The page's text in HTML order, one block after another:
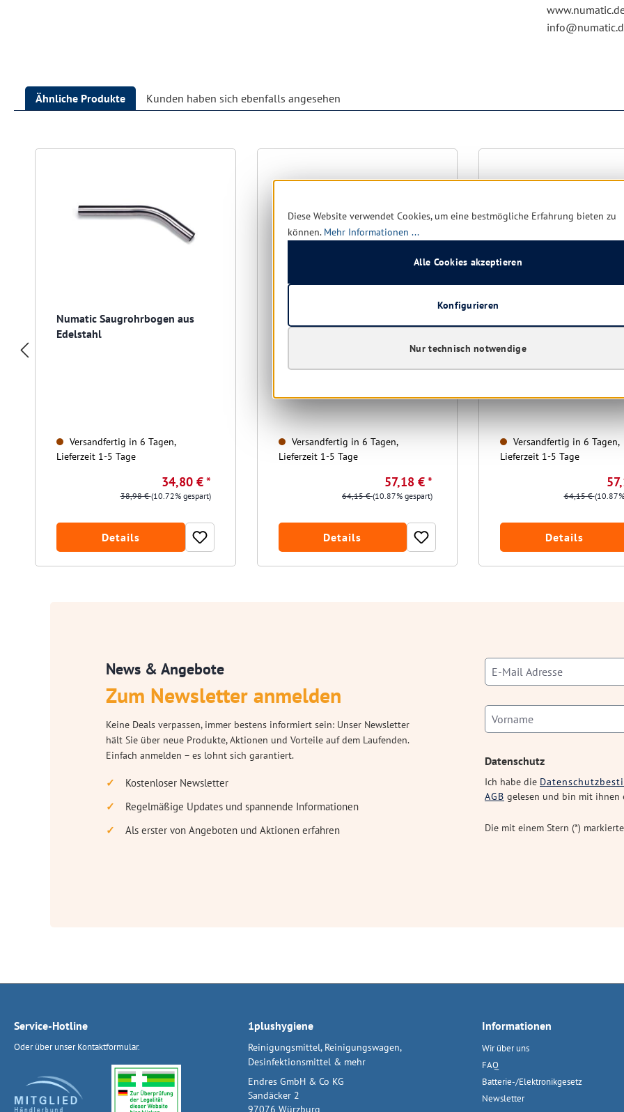
Ähnliche Produkte Kunden haben sich ebenfalls angesehen
Numatic Saugrohrbogen aus
Edelstahl
Versandfertig in 6 Tagen,
Lieferzeit 1-5 Tage
34,80 € *
38,98 €(10.72% gespart)
Details
Versandfertig in 6 Tagen,
Lieferzeit 1-5 Tage
57,18 € *
64,15 €(10.87% gespart)
Details
Laufrollen
Versandfertig in 6 Tagen,
Lieferzeit 1-5 Tage
64,15 €
Details
News & Angebote
Zum Newsletter anmelden
Keine Deals verpassen, immer bestens informiert sein: Unser Newsletter
hält Sie über neue Produkte, Aktionen und Vorteile auf dem Laufenden.
Einfach anmelden – es lohnt sich garantiert.
Kostenloser Newsletter
Regelmäßige Updates und spannende Informationen
Als erster von Angeboten und Aktionen erfahren
Datenschutz
Ich habe die
AGB gelesen und bin mit ihnen
Die mit einem Stern (*)
Service-Hotline
Oder über unserKontaktformular.
1plushygiene
Reinigungsmittel, Reinigungswagen,
Desinfektionsmittel & mehr
Endres GmbH & Co KG
Sandäcker 2
97076 Würzburg
Informationen
Wir über uns
FAQ
Batterie-/Elektronikgesetz
Newsletter
Diese Website verwendet Cookies, um eine bestmögliche Erfahrung bieten zu
können. Mehr Informationen ...
Nur technisch notwendige
Konfigurieren
Alle Cookies akzeptieren